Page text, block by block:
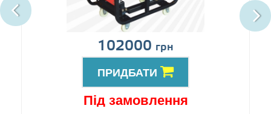
102000 грн
ПРИДБАТИ
Під замовлення